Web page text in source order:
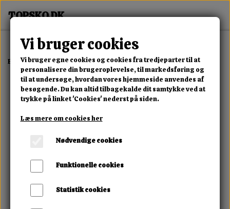
Forside Dame Alle Damesko Rogue Chain Boot
Vi bruger cookies
Vi bruger egne cookies og cookies fra tredjeparter til at
personalisere din brugeroplevelse, til markedsføring og
til at undersøge, hvordan vores hjemmeside anvendes af
besøgende. Du kan altid tilbagekalde dit samtykke ved at
trykke på linket 'Cookies' nederst på siden.
Læs mere om cookies her
Nødvendige cookies
Funktionelle cookies
Statistik cookies